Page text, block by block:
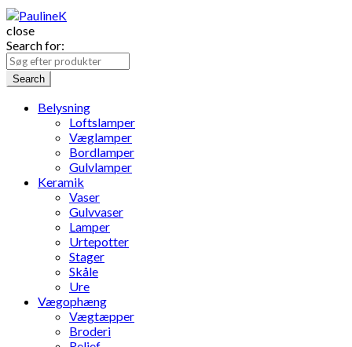
close
Search for:
Search
Belysning
Loftslamper
Væglamper
Bordlamper
Gulvlamper
Keramik
Vaser
Gulvvaser
Lamper
Urtepotter
Stager
Skåle
Ure
Vægophæng
Vægtæpper
Broderi